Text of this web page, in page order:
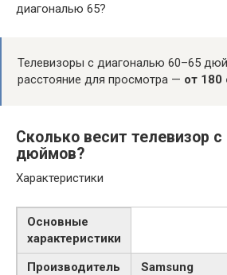
диагональю 65?
Телевизоры с диагональю 60–65
расстояние для просмотра — от
Сколько весит телевизор
дюймов?
Характеристики
Основные
характеристики
Производитель
Samsung